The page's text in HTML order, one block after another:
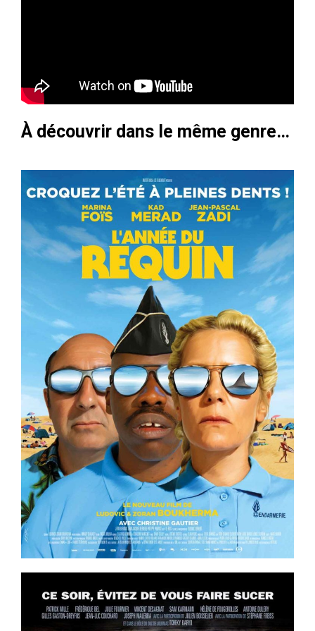
À découvrir dans le même genre…